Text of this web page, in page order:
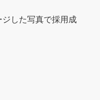
した写真で採用成